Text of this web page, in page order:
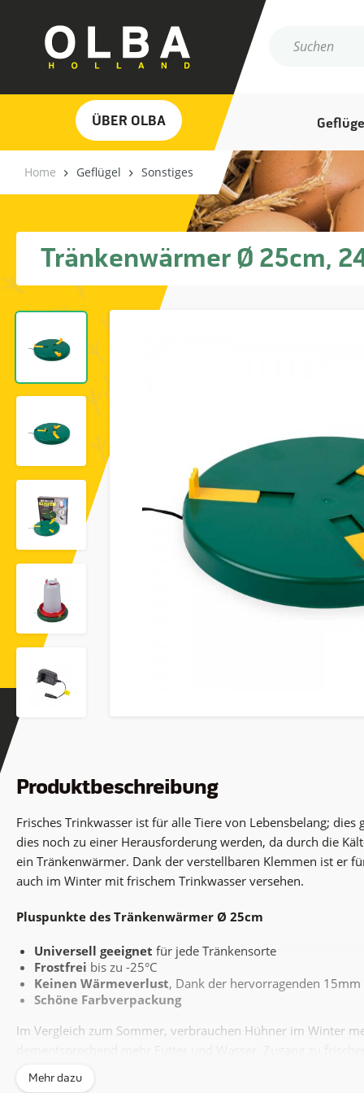
ÜBER OLBA
Home Geflügel Sonstiges
Tränkenwärmer Ø 25cm,
Produktbeschreibung
Frisches Trinkwasser ist für alle Tiere von Lebensbelang;
dies noch zu einer Herausforderung werden, da durch die
ein Tränkenwärmer. Dank der verstellbaren Klemmen ist er
auch im Winter mit frischem Trinkwasser versehen.
Pluspunkte des Tränkenwärmer Ø 25cm
Universell geeignet für jede Tränkensorte
Frostfrei bis zu -25°C
Keinen Wärmeverlust, Dank der hervorragenden
Schöne Farbverpackung
Im Vergleich zum Sommer, verbrauchen Hühner im Winter
Gesundheit der Hühner. Ein
nicht bis zu der extrem niedrigen Temperatur von gut -25°C!
Mehr dazu